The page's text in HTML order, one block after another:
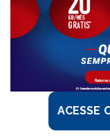
VOLTE A SER 10
PSICOLOGIA
UNIDADE
PROMOÇÕES
ACESSE